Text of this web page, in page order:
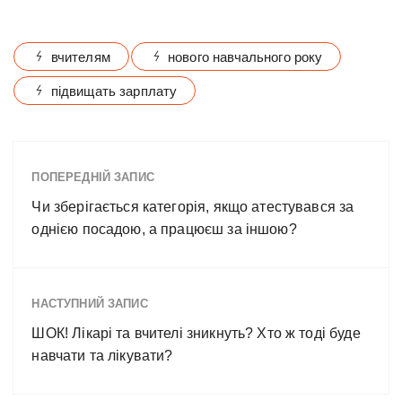
вчителям нового навчального року
підвищать зарплату
ПОПЕРЕДНІЙ ЗАПИС
Чи зберігається категорія, якщо атестувався за
однією посадою, а працюєш за іншою?
НАСТУПНИЙ ЗАПИС
ШОК! Лікарі та вчителі зникнуть? Хто ж тоді буде
навчати та лікувати?